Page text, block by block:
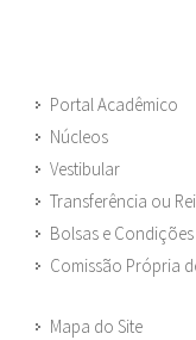
Portal Acadêmico
Núcleos
Vestibular
Transferência ou
Bolsas e
Comissão Própria
Mapa do Site